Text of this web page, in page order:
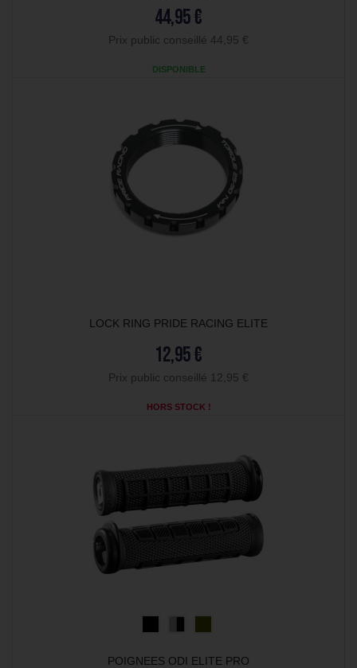
44,95 €
Prix public conseillé 44,95 €
DISPONIBLE
LOCK RING PRIDE RACING ELITE
12,95 €
Prix public conseillé 12,95 €
HORS STOCK !
POIGNEES ODI ELITE PRO